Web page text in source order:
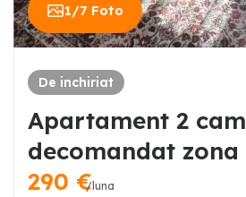
1/7 Foto
De inchiriat
Apartament 2
decomandat zona
290 €/luna